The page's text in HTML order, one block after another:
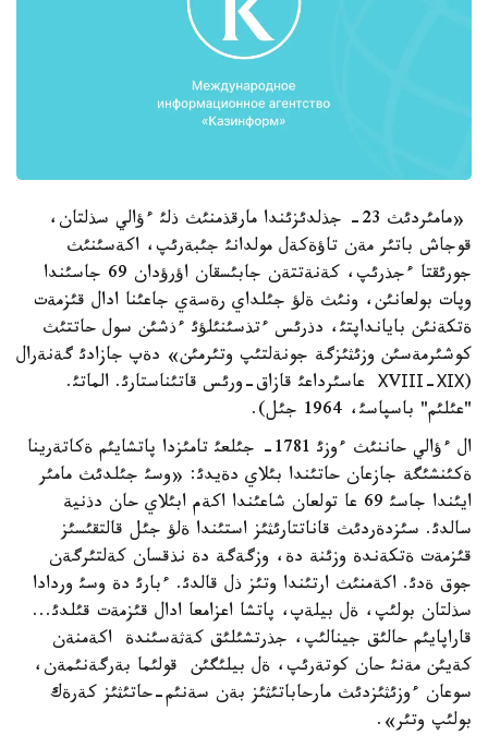
«مامئردئث 23- جذلدئزئندا مارقذمنئث ذلئ ءؤالي سذلتان،
قوجاش باتئر مةن تاؤةكةل مولدانئ جئبةرئپ، اكةسئنئث
جورئقتا ءجذرئپ، كةنةتتةن جابئسقان اؤرؤدان 69 جاسئندا
وپات بولعانئن، ونئث ةلؤ جئلداي رةسةي جاعئنا ادال قئزمةت
ةتكةنئن بايانداپتئ، دذرئس ءتذسئنئلؤئ ءذشئن سول حاتتئث
كوشئرمةسئن وزئثئزگة جونةلتئپ وتئرمئن» دةپ جازادئ گةنةرال
(ХVІІІ-ХІХ عاسئرداعئ قازاق-ورئس قاتئناستارئ. الماتئ.
"عئلئم" باسپاسئ، 1964 جئل).
ال ءؤالي حاننئث ءوزئ 1781- جئلعئ تامئزدا پاتشايئم ةكاتةرينا
ةكئنشئگة جازعان حاتئندا بئلاي دةيدئ: «وسئ جئلدئث مامئر
ايئندا جاسئ 69 عا تولعان شاعئندا اكةم ابئلاي حان دذنية
سالدئ. سئزدةردئث قاناتتارئثئز استئندا ةلؤ جئل قالتقئسئز
قئزمةت ةتكةندة وزئنة دة، وزگةگة دة نذقسان كةلتئرگةن
جوق ةدئ. اكةمنئث ارتئندا وتئز ذل قالدئ. ءبارئ دة وسئ وردادا
سذلتان بولئپ، ةل بيلةپ، پاتشا اعزامعا ادال قئزمةت قئلدئ...
قاراپايئم حالئق جينالئپ، جذرتشئلئق كةثةسئندة اكةمنةن
كةيئن مةنئ حان كوتةرئپ، ةل بيلئگئن قولئما بةرگةنئمةن،
سوعان ءوزئثئزدئث مارحاباتئثئز بةن سةنئم-حاتئثئز كةرةك
بولئپ وتئر».